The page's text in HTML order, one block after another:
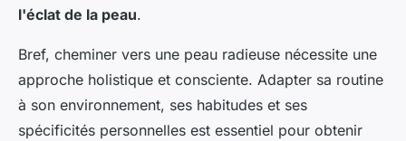
l'éclat de la peau.
Bref, cheminer vers une peau radieuse nécessite une
approche holistique et consciente. Adapter sa routine
à son environnement, ses habitudes et ses
spécificités personnelles est essentiel pour obtenir